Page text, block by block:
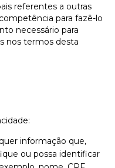
referentes a outras
para fazê-lo
necessário para
nos termos desta
informação que,
ou possa identificar